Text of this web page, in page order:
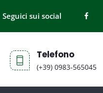
Seguici sui social
Telefono
(+39) 0983-565045